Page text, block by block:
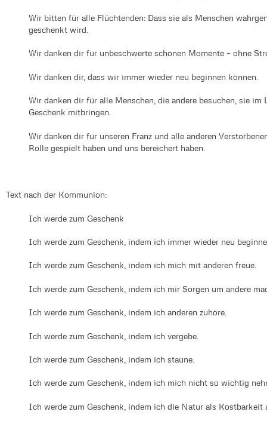
Wir bitten für alle Flüchtenden: Dass sie als Menschen
geschenkt wird.
Wir danken dir für unbeschwerte schönen Momente – ohne
Wir danken dir, dass wir immer wieder neu beginnen können.
Wir danken dir für alle Menschen, die andere besuchen, sie
Geschenk mitbringen.
Wir danken dir für unseren Franz und alle anderen
Rolle gespielt haben und uns bereichert haben.
Text nach der Kommunion:
Ich werde zum Geschenk
Ich werde zum Geschenk, indem ich immer wieder neu
Ich werde zum Geschenk, indem ich mich mit anderen freue.
Ich werde zum Geschenk, indem ich mir Sorgen um andere
Ich werde zum Geschenk, indem ich anderen zuhöre.
Ich werde zum Geschenk, indem ich vergebe.
Ich werde zum Geschenk, indem ich staune.
Ich werde zum Geschenk, indem ich mich nicht so wichtig
Ich werde zum Geschenk, indem ich die Natur als Kostbarkeit